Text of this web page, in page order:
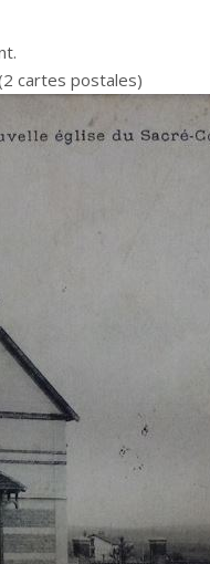
maintenant.
postales)